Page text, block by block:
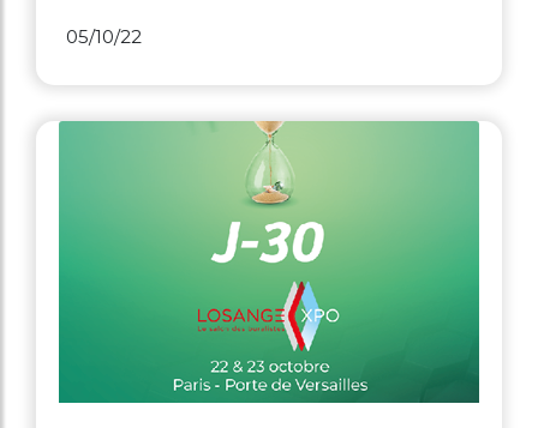
05/10/22